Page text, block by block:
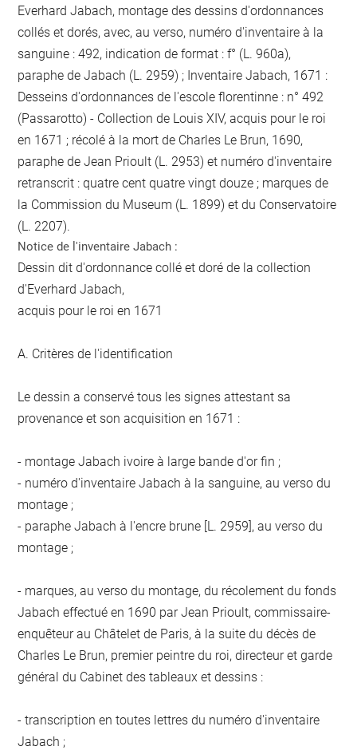
Everhard Jabach, montage des dessins d'ordonnances
collés et dorés, avec, au verso, numéro d'inventaire à la
sanguine : 492, indication de format : f° (L. 960a),
paraphe de Jabach (L. 2959) ; Inventaire Jabach, 1671 :
Desseins d'ordonnances de l'escole florentinne : n° 492
(Passarotto) - Collection de Louis XIV, acquis pour le roi
en 1671 ; récolé à la mort de Charles Le Brun, 1690,
paraphe de Jean Prioult (L. 2953) et numéro d'inventaire
retranscrit : quatre cent quatre vingt douze ; marques de
la Commission du Museum (L. 1899) et du Conservatoire
(L. 2207).
Notice de l'inventaire Jabach :
Dessin dit d'ordonnance collé et doré de la collection
d'Everhard Jabach,
acquis pour le roi en 1671
A. Critères de l'identification
Le dessin a conservé tous les signes attestant sa
provenance et son acquisition en 1671 :
- montage Jabach ivoire à large bande d'or fin ;
- numéro d'inventaire Jabach à la sanguine, au verso du
montage ;
- paraphe Jabach à l'encre brune [L. 2959], au verso du
montage ;
- marques, au verso du montage, du récolement du fonds
Jabach effectué en 1690 par Jean Prioult, commissaire-
enquêteur au Châtelet de Paris, à la suite du décès de
Charles Le Brun, premier peintre du roi, directeur et garde
général du Cabinet des tableaux et dessins :
- transcription en toutes lettres du numéro d'inventaire
Jabach ;